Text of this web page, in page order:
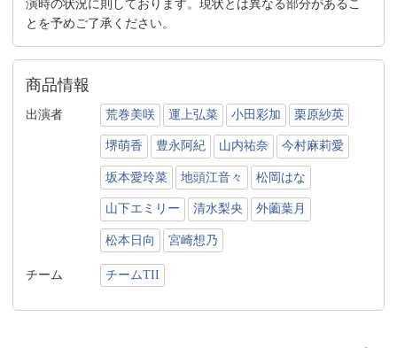
演時の状況に則しております。現状とは異なる部分があるこ
とを予めご了承ください。
商品情報
出演者 荒巻美咲 運上弘菜 小田彩加 栗原紗英
堺萌香 豊永阿紀 山内祐奈 今村麻莉愛
坂本愛玲菜 地頭江音々 松岡はな
山下エミリー 清水梨央 外薗葉月
松本日向 宮崎想乃
チーム チームTII